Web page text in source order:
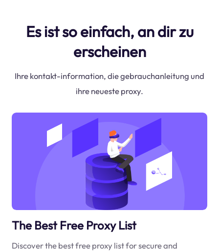
Es ist so einfach, an dir zu
erscheinen
Ihre kontakt-information, die gebrauchanleitung und
ihre neueste proxy.
The Best Free Proxy List
Discover the best free proxy list for secure and